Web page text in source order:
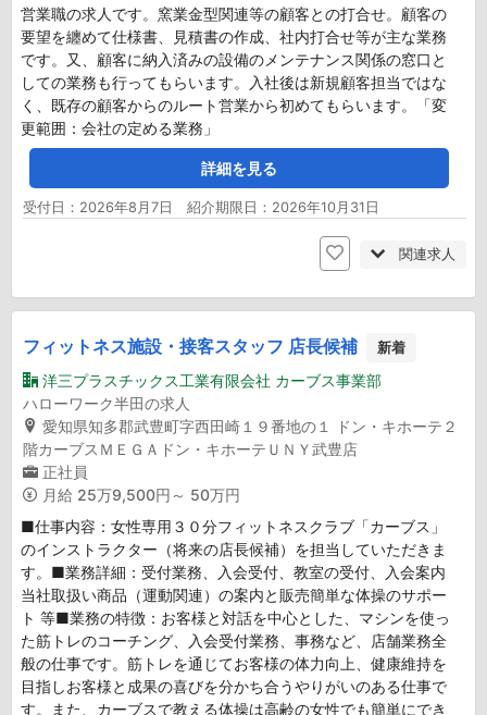
営業職の求人です。窯業金型関連等の顧客との打合せ。顧客の
要望を纏めて仕様書、見積書の作成、社内打合せ等が主な業務
です。又、顧客に納入済みの設備のメンテナンス関係の窓口と
しての業務も行ってもらいます。入社後は新規顧客担当ではな
く、既存の顧客からのルート営業から初めてもらいます。「変
更範囲：会社の定める業務」
詳細を見る
受付日：2026年8月7日 紹介期限日：2026年10月31日
関連求人
フィットネス施設・接客スタッフ 店長候補 新着
洋三プラスチックス工業有限会社 カーブス事業部
ハローワーク半田の求人
愛知県知多郡武豊町字西田崎１９番地の１ ドン・キホーテ２
階カーブスＭＥＧＡドン・キホーテＵＮＹ武豊店
正社員
月給 25万9,500円～ 50万円
■仕事内容：女性専用３０分フィットネスクラブ「カーブス」
のインストラクター（将来の店長候補）を担当していただきま
す。■業務詳細：受付業務、入会受付、教室の受付、入会案内
当社取扱い商品（運動関連）の案内と販売簡単な体操のサポー
ト 等■業務の特徴：お客様と対話を中心とした、マシンを使っ
た筋トレのコーチング、入会受付業務、事務など、店舗業務全
般の仕事です。筋トレを通じてお客様の体力向上、健康維持を
目指しお客様と成果の喜びを分かち合うやりがいのある仕事で
す。また、カーブスで教える体操は高齢の女性でも簡単にでき